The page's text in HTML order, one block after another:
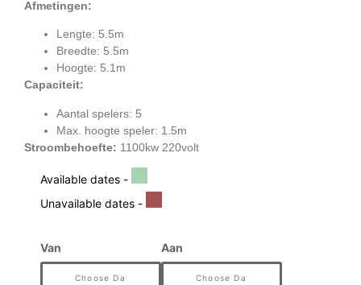
Afmetingen:
Lengte: 5.5m
Breedte: 5.5m
Hoogte: 5.1m
Capaciteit:
Aantal spelers: 5
Max. hoogte speler: 1.5m
Stroombehoefte: 1100kw 220volt
Available dates -
Unavailable dates -
Van Aan